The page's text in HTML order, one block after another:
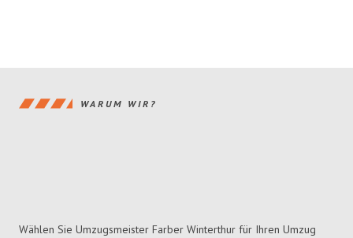
WARUM WIR?
Wählen Sie Umzugsmeister Farber Winterthur für Ihren Umzug